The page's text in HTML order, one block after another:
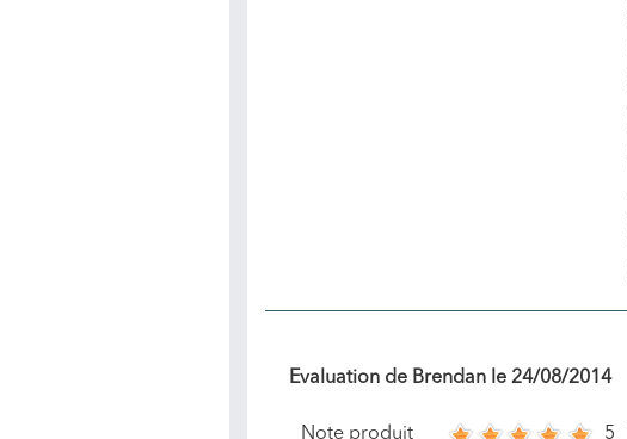
Evaluation de Brendan le 24/08/2014
Note produit
5